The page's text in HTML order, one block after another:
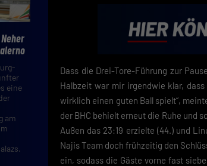
eine
am
Dass die Drei-Tore-Führung zur
Halbzeit war mir irgendwie klar,
wirklich einen guten Ball spielt“,
der BHC behielt erneut die Ruhe und
Außen das 23:19 erzielte (44.) und
Najis Team doch frühzeitig den
ein, sodass die Gäste vorne fast